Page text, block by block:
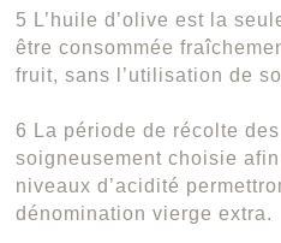
5 L’huile d’olive est la
être consommée
fruit, sans l’utilisation de
6 La période de récolte
soigneusement choisie
niveaux d’acidité
dénomination vierge extra.